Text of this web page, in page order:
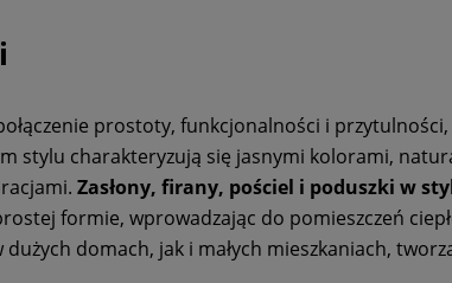
prostoty, funkcjonalności i
stylu charakteryzują się jasnymi kolorami,
Zasłony, firany, pościel i poduszki w
formie, wprowadzając do pomieszczeń
domach, jak i małych mieszkaniach,